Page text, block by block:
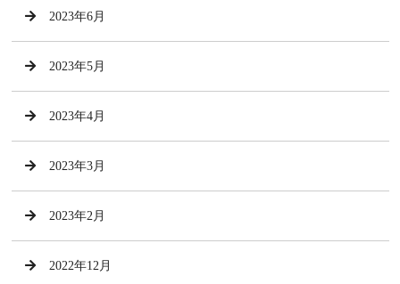
2023年6月
2023年5月
2023年4月
2023年3月
2023年2月
2022年12月